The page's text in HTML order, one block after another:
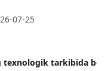
07-25
tarkibida